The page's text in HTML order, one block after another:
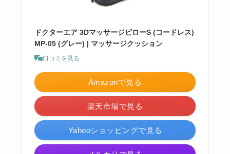
ドクターエア 3DマッサージピローS (コードレス)
MP-05 (グレー) | マッサージクッション
口コミを見る
Amazonで見る
楽天市場で見る
Yahooショッピングで見る